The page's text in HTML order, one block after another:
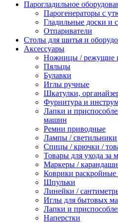
Парогладильное
Парогенераторы с
Гладильные доски и
Отпариватели
Столы для шитья и
Аксессуары
Ножницы / режущие
Пяльцы
Булавки
Иглы ручные
Шкатулки,
Фурнитура и
Лапки и
машин
Ремни приводные
Лампы / светильники
Спицы / крючки /
Товары для ухода за
Маркеры /
Коврики раскройные
Шпульки
Линейки /
Иглы для бытовых
Лапки и
Наперстки